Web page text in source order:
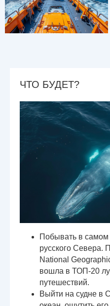
ЧТО БУДЕТ?
Побывать в самом
русского Севера.
National
вошла в ТОП-20
путешествий.
Выйти на судне в